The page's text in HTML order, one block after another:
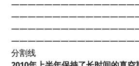
分割线